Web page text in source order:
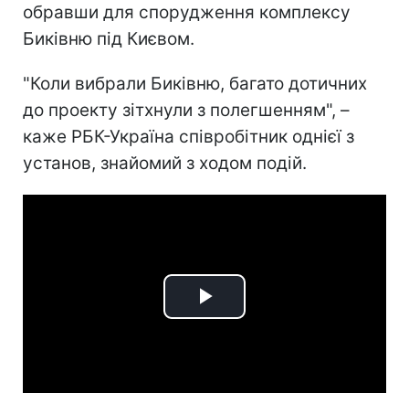
обравши для спорудження комплексу
Биківню під Києвом.
"Коли вибрали Биківню, багато дотичних
до проекту зітхнули з полегшенням", –
каже РБК-Україна співробітник однієї з
установ, знайомий з ходом подій.
Play